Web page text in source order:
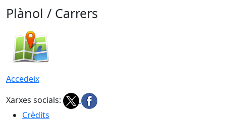
Plànol / Carrers
Accedeix
Xarxes socials:
Crèdits